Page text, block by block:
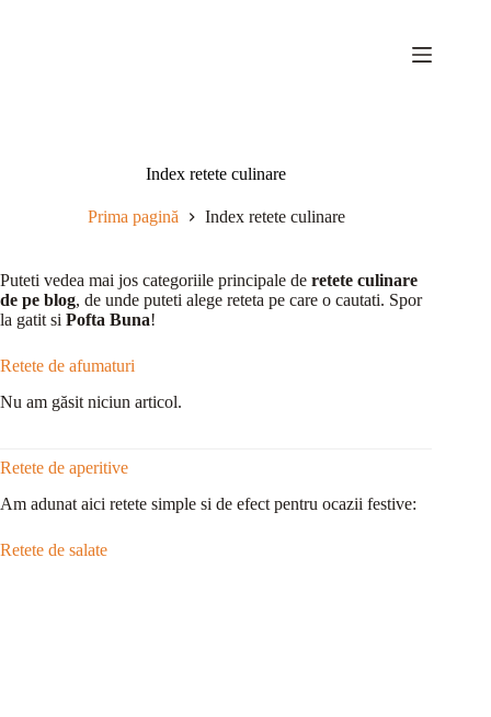
Index retete culinare
Prima pagină Index retete culinare
Puteti vedea mai jos categoriile principale de retete culinare
de pe blog, de unde puteti alege reteta pe care o cautati. Spor
la gatit si Pofta Buna!
Retete de afumaturi
Nu am găsit niciun articol.
Retete de aperitive
Am adunat aici retete simple si de efect pentru ocazii festive:
Retete de salate